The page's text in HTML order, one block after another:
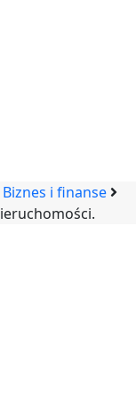
Biznes i finanse